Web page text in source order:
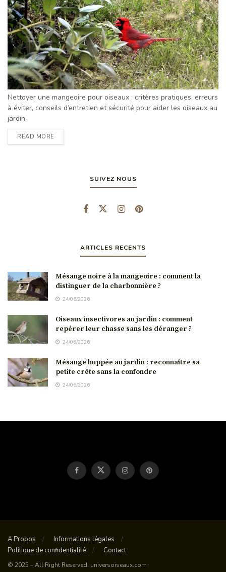
Nettoyer une mangeoire pour oiseaux : critères pratiques, erreurs
à éviter, conseils d’entretien et sécurité pour aider les oiseaux au
jardin.
READ MORE
SUIVEZ NOUS
ARTICLES RECENTS
Mésange noire à la mangeoire : comment la
distinguer de la charbonnière ?
24/06/2026
Oiseaux insectivores au jardin : comment
repérer leur chasse sans les déranger ?
24/06/2026
Mésange huppée au jardin : reconnaître sa
petite crête sans la confondre
24/06/2026
A Propos
Informations légales
Politique de confidentialité
Contact
© 2025 – All Right Reserved. universoiseaux.com